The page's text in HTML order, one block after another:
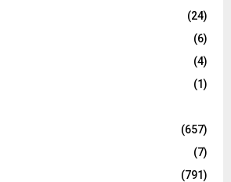
(24)
(6)
(4)
(1)
(657)
(7)
(791)